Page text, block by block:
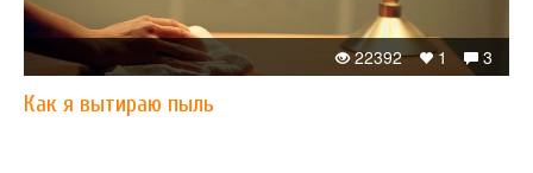
3
1
22392
Как я вытираю пыль